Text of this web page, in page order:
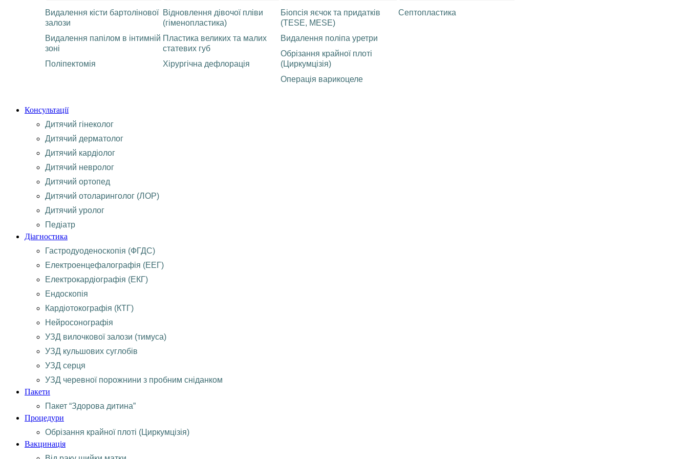
Видалення кісти бартолінової
залози
Видалення папілом в інтимній
зоні
Поліпектомія
Відновлення дівочої пліви
(гіменопластика)
Пластика великих та малих
статевих губ
Хірургічна дефлорація
Біопсія яєчок та придатків
(TESE, MESE)
Видалення поліпа уретри
Обрізання крайної плоті
(Циркумцізія)
Операція варикоцеле
Септопластика
Консультації
Дитячий гінеколог
Дитячий дерматолог
Дитячий кардіолог
Дитячий невролог
Дитячий ортопед
Дитячий отоларинголог (ЛОР)
Дитячий уролог
Педіатр
Діагностика
Гастродуоденоскопія (ФГДС)
Електроенцефалографія (ЕЕГ)
Електрокардіографія (ЕКГ)
Ендоскопія
Кардіотокографія (КТГ)
Нейросонографія
УЗД вилочкової залози (тимуса)
УЗД кульшових суглобів
УЗД серця
УЗД черевної порожнини з пробним сніданком
Пакети
Пакет “Здорова дитина”
Процедури
Обрізання крайної плоті (Циркумцізія)
Вакцинація